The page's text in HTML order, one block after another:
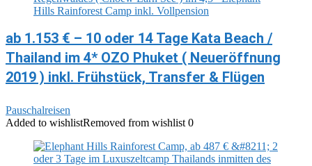
ab 1.153 € – 10 oder 14 Tage Kata Beach /
Thailand im 4* OZO Phuket ( Neueröffnung
2019 ) inkl. Frühstück, Transfer & Flügen
Pauschalreisen
Added to wishlistRemoved from wishlist 0